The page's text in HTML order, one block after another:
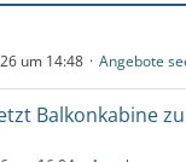
um 14:48 Angebote
Balkonkabine